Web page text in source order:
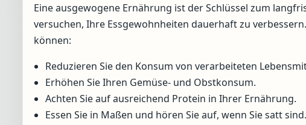
Eine ausgewogene Ernährung ist der Schlüssel zum
versuchen, Ihre Essgewohnheiten dauerhaft zu
können:
Reduzieren Sie den Konsum von verarbeiteten
Erhöhen Sie Ihren Gemüse- und Obstkonsum.
Achten Sie auf ausreichend Protein in Ihrer Ernährung.
Essen Sie in Maßen und hören Sie auf, wenn Sie satt sind.